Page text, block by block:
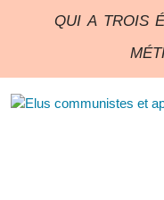
qui a trois